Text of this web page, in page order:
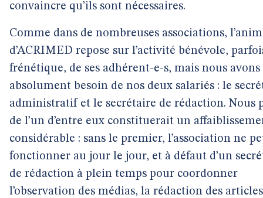
convaincre qu’ils sont nécessaires.
Comme dans de nombreuses associations,
d’ACRIMED repose sur l’activité bénévole,
frénétique, de ses adhérent-e-s, mais nous avons
absolument besoin de nos deux salariés : le
administratif et le secrétaire de rédaction. Nous
de l’un d’entre eux constituerait un
considérable : sans le premier, l’association ne
fonctionner au jour le jour, et à défaut d’un
de rédaction à plein temps pour coordonner
l’observation des médias, la rédaction des